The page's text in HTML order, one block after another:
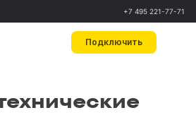
+7 495 221-77-71
Подключить